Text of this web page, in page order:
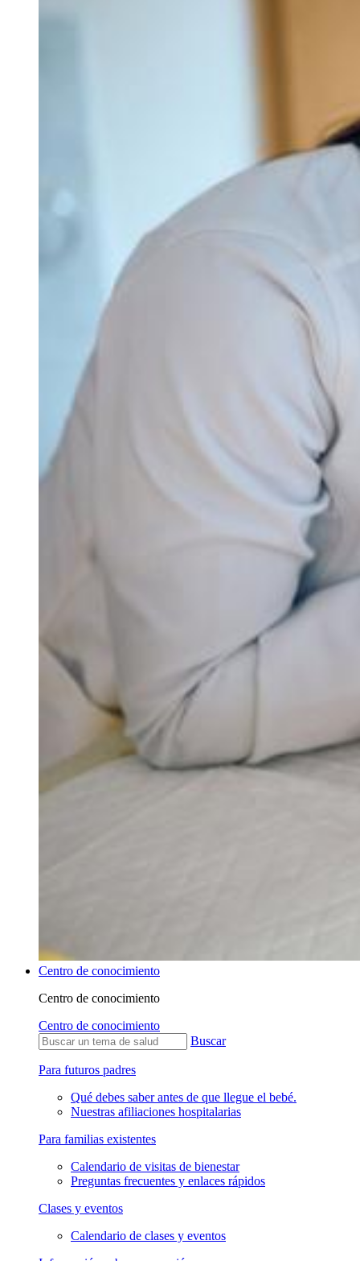
Centro de conocimiento
Centro de conocimiento
Centro de conocimiento
Buscar
Para futuros padres
Qué debes saber antes de que llegue el bebé.
Nuestras afiliaciones hospitalarias
Para familias existentes
Calendario de visitas de bienestar
Preguntas frecuentes y enlaces rápidos
Clases y eventos
Calendario de clases y eventos